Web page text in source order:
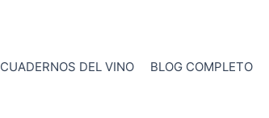
CUADERNOS DEL VINO BLOG COMPLETO